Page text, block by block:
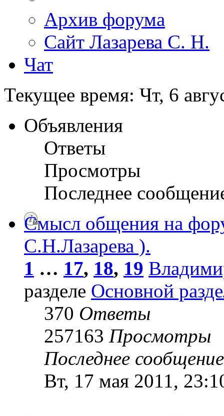
Архив форума
Сайт Лазарева С. Н.
Чат
Текущее время: Чт, 6
Объявления
Ответы
Просмотры
Последнее
Смысл общения на
С.Н.Лазарева ).
1 … 17, 18, 19
разделе Основной
370 Ответы
257163 Просмотры
Последнее
Вт, 17 мая 2011,